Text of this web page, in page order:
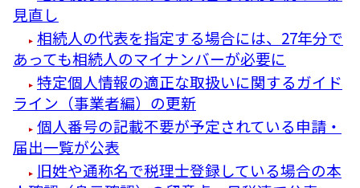
見直し
相続人の代表を指定する場合には、27年分で
あっても相続人のマイナンバーが必要に
特定個人情報の適正な取扱いに関するガイド
ライン（事業者編）の更新
個人番号の記載不要が予定されている申請・
届出一覧が公表
旧姓や通称名で税理士登録している場合の本